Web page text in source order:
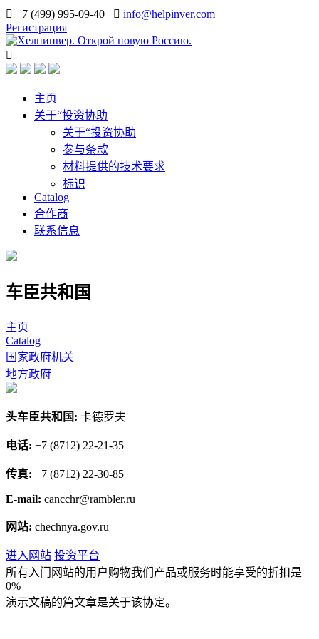
+7 (499) 995-09-40
info@helpinver.com
Регистрация
主页
关于“投资协助
关于“投资协助
参与条款
材料提供的技术要求
标识
Catalog
合作商
联系信息
车臣共和国
主页
Catalog
国家政府机关
地方政府
头车臣共和国: 卡德罗夫
电话: +7 (8712) 22-21-35
传真: +7 (8712) 22-30-85
E-mail: cancchr@rambler.ru
网站: chechnya.gov.ru
进入网站 投资平台
所有入门网站的用户购物我们产品或服务时能享受的折扣是
0%
演示文稿的篇文章是关于该协定。